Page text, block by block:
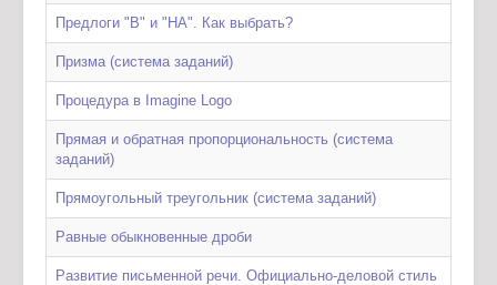
Предлоги "В" и "НА". Как выбрать?
Призма (система заданий)
Процедура в Imagine Logo
Прямая и обратная пропорциональность (система
заданий)
Прямоугольный треугольник (система заданий)
Равные обыкновенные дроби
Развитие письменной речи. Официально-деловой стиль